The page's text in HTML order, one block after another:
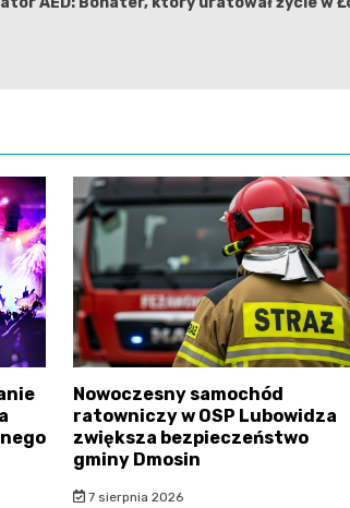
Nowoczesny samochód
ratowniczy w OSP Lubowidza
zwiększa bezpieczeństwo
gminy Dmosin
7 sierpnia 2026